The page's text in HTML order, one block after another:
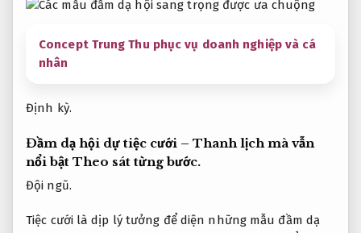
Concept Trung Thu phục vụ doanh nghiệp và cá
nhân
Định kỳ.
Đầm dạ hội dự tiệc cưới – Thanh lịch mà vẫn
nổi bật Theo sát từng bước.
Đội ngũ.
Tiệc cưới là dịp lý tưởng để diện những mẫu đầm dạ